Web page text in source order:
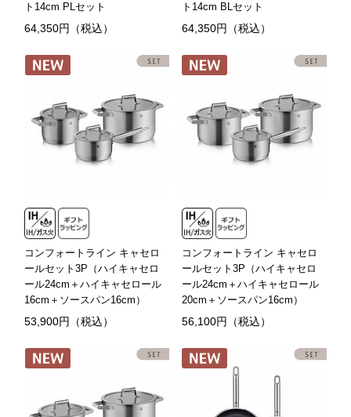
ト14cm PLセット
64,350円（税込）
ト14cm BLセット
64,350円（税込）
コンフォートライン キャセロ
ールセット3P（ハイキャセロ
ール24cm＋ハイキャセロール
16cm＋ソースパン16cm）
53,900円（税込）
コンフォートライン キャセロ
ールセット3P（ハイキャセロ
ール24cm＋ハイキャセロール
20cm＋ソースパン16cm）
56,100円（税込）